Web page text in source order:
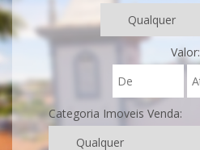
Valor:
Categoria Imoveis Venda: